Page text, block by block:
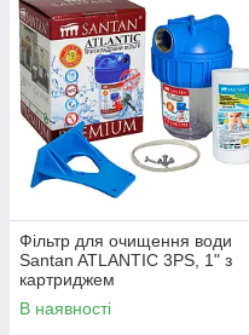
Фільтр для очищення води
Santan ATLANTIC 3PS, 1" з
картриджем
В наявності